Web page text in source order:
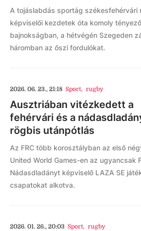
A tojáslabdás sportág székesfehérvári
képviselői kezdetek óta komoly
bajnokságban, a hétvégén Szegeden
háromban az őszi fordulókat.
2026. 06. 23., 21:18 Sport, rugby
Ausztriában vitézkedett a
fehérvári és a
rögbis utánpótlás
Az FRC több korosztályban az első
United World Games-en az ugyancsak
Nádasdladányt képviselő LAZA SE
csapatokat alkotva.
2026. 01. 26., 20:03 Sport, rugby